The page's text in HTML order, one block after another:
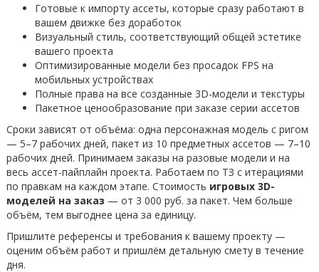
Готовые к импорту ассеты, которые сразу работают в
вашем движке без доработок
Визуальный стиль, соответствующий общей эстетике
вашего проекта
Оптимизированные модели без просадок FPS на
мобильных устройствах
Полные права на все созданные 3D-модели и текстуры
Пакетное ценообразование при заказе серии ассетов
Сроки зависят от объёма: одна персонажная модель с ригом
— 5–7 рабочих дней, пакет из 10 предметных ассетов — 7–10
рабочих дней. Принимаем заказы на разовые модели и на
весь ассет-пайплайн проекта. Работаем по ТЗ с итерациями
по правкам на каждом этапе. Стоимость игровых 3D-
моделей на заказ — от 3 000 руб. за пакет. Чем больше
объём, тем выгоднее цена за единицу.
Пришлите референсы и требования к вашему проекту —
оценим объём работ и пришлём детальную смету в течение
дня.